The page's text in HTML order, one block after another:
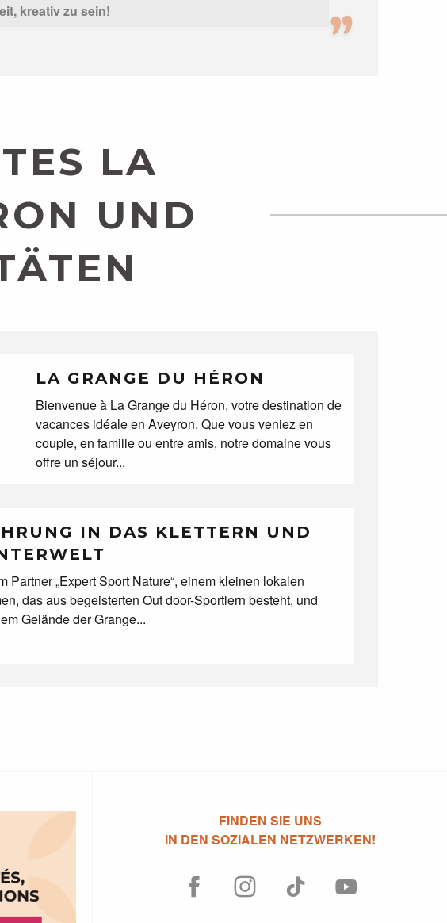
kreativ zu sein!
LA
UND
LA GRANGE DU HÉRON
Bienvenue à La Grange du Héron, votre destination de
vacances idéale en Aveyron. Que vous veniez en
couple, en famille ou entre amis, notre domaine vous
offre un séjour...
IN DAS KLETTERN UND
Partner „Expert Sport Nature“, einem kleinen lokalen
das aus begeisterten Out door-Sportlern besteht, und
Gelände der Grange...
FINDEN SIE UNS
IN DEN SOZIALEN NETZWERKEN!